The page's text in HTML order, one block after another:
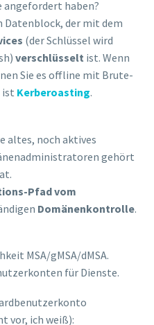
angefordert haben?
Datenblock, der mit dem
(der Schlüssel wird
verschlüsselt ist. Wenn
Sie es offline mit Brute-
ist Kerberoasting.
altes, noch aktives
gehört
Pfad vom
Domänenkontrolle.
MSA/gMSA/dMSA.
für Dienste.
vor, ich weiß):